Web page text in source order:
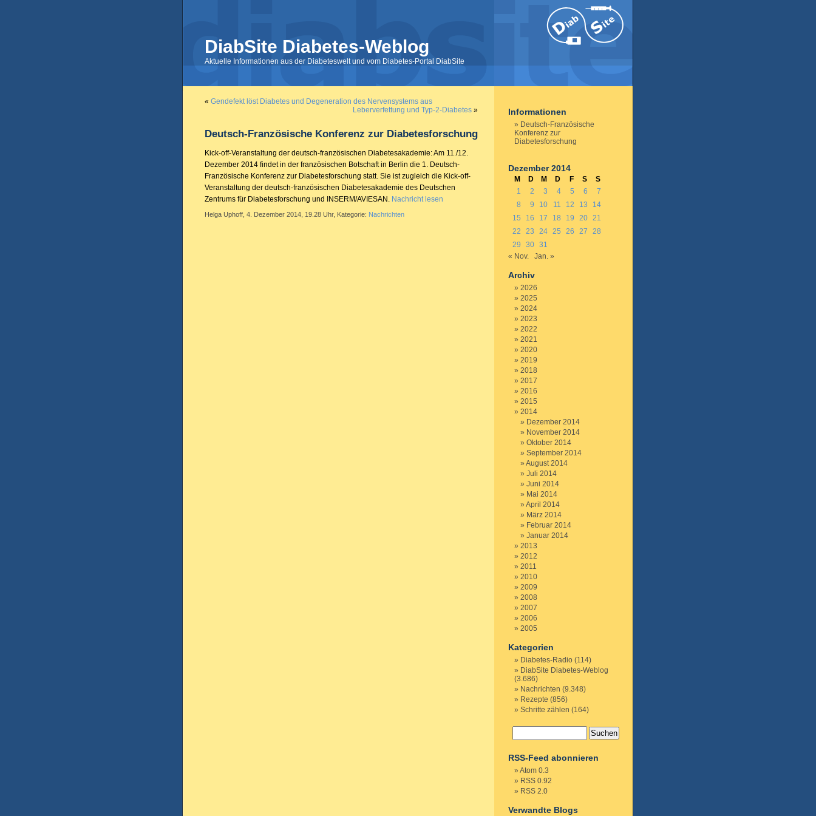
DiabSite Diabetes-Weblog
Aktuelle Informationen aus der Diabeteswelt und vom Diabetes-Portal DiabSite
« Gendefekt löst Diabetes und Degeneration des Nervensystems aus
Leberverfettung und Typ-2-Diabetes »
Deutsch-Französische Konferenz zur Diabetesforschung
Kick-off-Veranstaltung der deutsch-französischen Diabetesakademie: Am 11./12.
Dezember 2014 findet in der französischen Botschaft in Berlin die 1. Deutsch-
Französische Konferenz zur Diabetesforschung statt. Sie ist zugleich die Kick-off-
Veranstaltung der deutsch-französischen Diabetesakademie des Deutschen
Zentrums für Diabetesforschung und INSERM/AVIESAN. Nachricht lesen
Helga Uphoff, 4. Dezember 2014, 19.28 Uhr, Kategorie: Nachrichten
Informationen
Deutsch-Französische
Konferenz zur
Diabetesforschung
Dezember 2014
M D M D F S
S
1
2 3 4 5 6
7
8
9 10 11 12 13
14
15
16 17 18 19 20 21
22
23 24 25 26 27
28
29
30 31
« Nov.
Jan. »
Archiv
2026
2025
2024
2023
2022
2021
2020
2019
2018
2017
2016
2015
2014
Dezember 2014
November 2014
Oktober 2014
September 2014
August 2014
Juli 2014
Juni 2014
Mai 2014
April 2014
März 2014
Februar 2014
Januar 2014
2013
2012
2011
2010
2009
2008
2007
2006
2005
Kategorien
Diabetes-Radio (114)
DiabSite Diabetes-Weblog
(3.686)
Nachrichten (9.348)
Rezepte (856)
Schritte zählen (164)
RSS-Feed abonnieren
Atom 0.3
RSS 0.92
RSS 2.0
Verwandte Blogs